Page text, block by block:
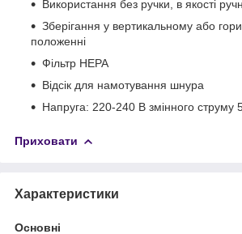
Використання без ручки, в якості
Зберігання у вертикальному або
положенні
Фільтр HEPA
Відсік для намотування шнура
Напруга: 220-240 В змінного струму
Приховати
Характеристики
Основні